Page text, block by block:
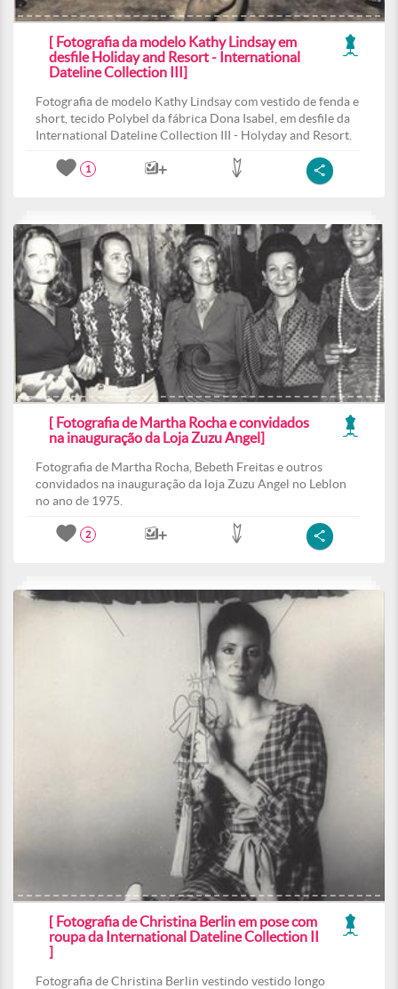
[ Fotografia da modelo Kathy Lindsay em
desfile Holiday and Resort - International
Dateline Collection III]
Fotografia de modelo Kathy Lindsay com vestido de fenda e
short, tecido Polybel da fábrica Dona Isabel, em desfile da
International Dateline Collection III - Holyday and Resort.
1
[ Fotografia de Martha Rocha e convidados
na inauguração da Loja Zuzu Angel]
Fotografia de Martha Rocha, Bebeth Freitas e outros
convidados na inauguração da loja Zuzu Angel no Leblon
no ano de 1975.
2
[ Fotografia de Christina Berlin em pose com
roupa da International Dateline Collection II
]
Fotografia de Christina Berlin vestindo vestido longo